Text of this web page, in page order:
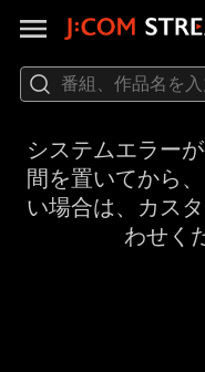
システムエラー
間を置いてから
い場合は、カス
わせく